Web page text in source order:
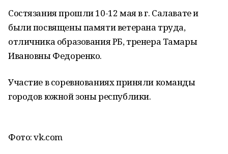
Состязания прошли 10-12 мая в г. Салавате и
были посвящены памяти ветерана труда,
отличника образования РБ, тренера Тамары
Ивановны Федоренко.
Участие в соревнованиях приняли команды
городов южной зоны республики.
Фото: vk.com